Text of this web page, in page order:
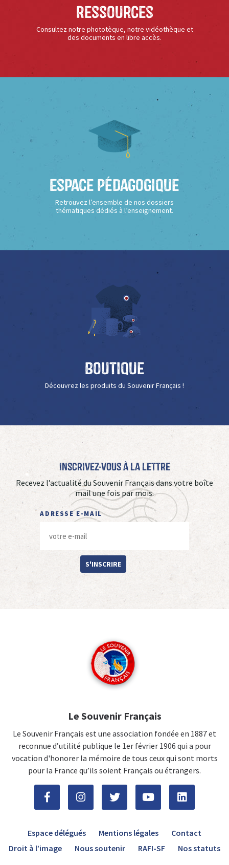
Ressources
Consultez notre phototèque, notre vidéothèque et
des documents en libre accès.
Espace Pédagogique
Retrouvez l’ensemble de nos dossiers
thématiques dédiés à l’enseignement.
Boutique
Découvrez les produits du Souvenir Français !
Inscrivez-vous à La Lettre
Recevez l’actualité du Souvenir Français dans votre boîte
mail une fois par mois.
ADRESSE E-MAIL
S'INSCRIRE
Le Souvenir Français
Le Souvenir Français est une association fondée en 1887 et
reconnue d’utilité publique le 1er février 1906 qui a pour
vocation d'honorer la mémoire de tous ceux qui sont morts
pour la France qu’ils soient Français ou étrangers.
Espace délégués Mentions légales
Contact
Droit à l’image
Nous soutenir RAFI-SF Nos statuts